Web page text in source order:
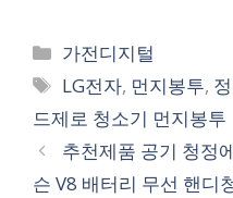
Categories
가전디지털
Tags
LG전자, 먼지봉투,
드제로 청소기 먼지봉투
추천제품 공기 청정
슨 V8 배터리 무선 핸디